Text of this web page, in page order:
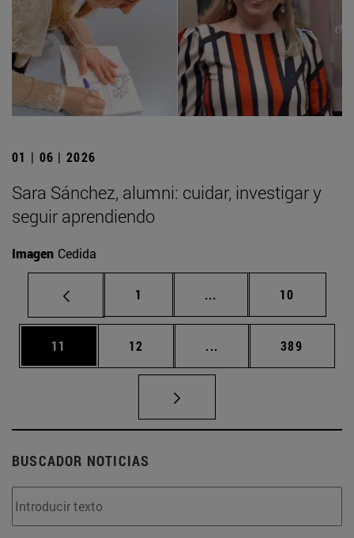
01 | 06 | 2026
Sara Sánchez, alumni: cuidar, investigar y
seguir aprendiendo
Imagen Cedida
Página
1 ... Páginas intermedias
Página
10
Página
11 Página
12 ... Páginas intermedias
Página
389
BUSCADOR NOTICIAS